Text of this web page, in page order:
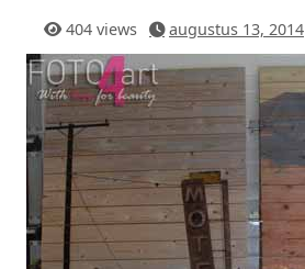
404 views augustus 13, 2014